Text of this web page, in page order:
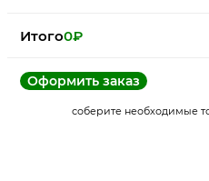
Итого0₽
Оформить заказ
соберите необходимые